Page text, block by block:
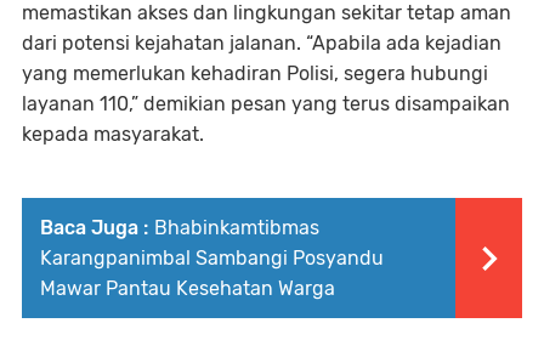
memastikan akses dan lingkungan sekitar tetap aman
dari potensi kejahatan jalanan. “Apabila ada kejadian
yang memerlukan kehadiran Polisi, segera hubungi
layanan 110,” demikian pesan yang terus disampaikan
kepada masyarakat.
Baca Juga : Bhabinkamtibmas
Karangpanimbal Sambangi Posyandu
Mawar Pantau Kesehatan Warga